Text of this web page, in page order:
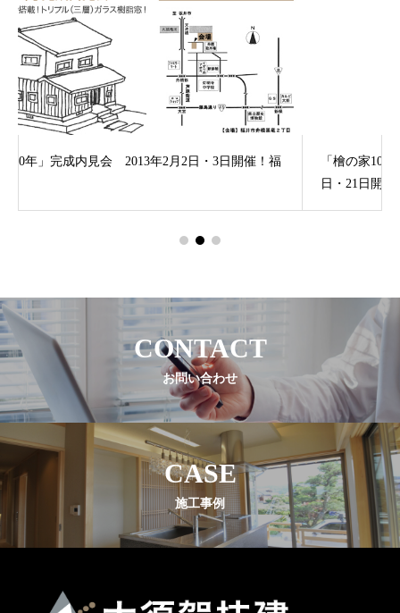
「檜の家100年・200年住宅完成内覧会」 2008年12月20
CONTACT
お問い合わせ
CASE
施工事例